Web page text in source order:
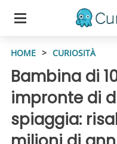
HOME > CURIOSITÀ
Bambina di
impronte di
spiaggia: